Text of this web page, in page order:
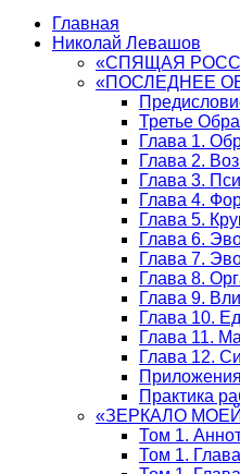
Главная
Николай Левашов
«СПЯЩАЯ
«ПОСЛЕДНЕЕ
Третье
Глава 1.
Глава 2.
Глава 3.
Глава 4.
Глава 5.
Глава 6.
Глава 7.
Глава 8.
Глава 9.
Глава 10.
Глава 11.
Глава 12.
Приложения
Практика
«ЗЕРКАЛО МОЕЙ
Том 1.
Том 1.